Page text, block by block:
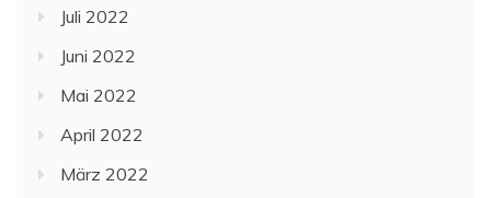
Juli 2022
Juni 2022
Mai 2022
April 2022
März 2022